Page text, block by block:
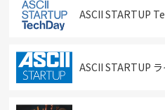
ASCII STARTUP
ASCII STARTUP